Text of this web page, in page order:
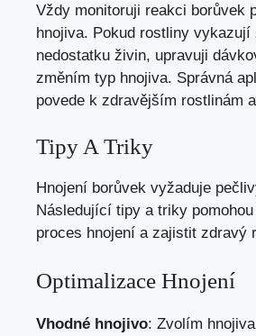
Vždy monitoruji reakci borůvek
hnojiva. Pokud rostliny vykazují
nedostatku živin, upravuji
změním typ hnojiva. Správná
povede k zdravějším rostlinám
Tipy A Triky
Hnojení borůvek vyžaduje
Následující tipy a triky
proces hnojení a zajistit zdravý
Optimalizace Hnojení
Vhodné hnojivo: Zvolím